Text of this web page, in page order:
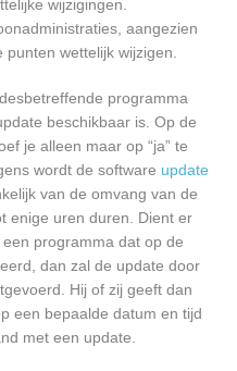
wijzigingen.
aangezien
wettelijk wijzigen.
programma
beschikbaar is. Op de
je alleen maar op “ja” te
wordt de software update
van de omvang van de
enige uren duren. Dient er
programma dat op de
dan zal de update door
Hij of zij geeft dan
een bepaalde datum en tijd
met een update.